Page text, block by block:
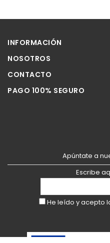
INFORMACIÓN
NOSOTROS
CONTACTO
PAGO 100% SEGURO
Apúntate a
Escribe
He leído y acepto